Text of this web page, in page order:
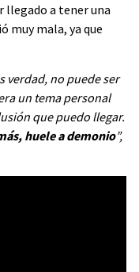
llegado a tener una
muy mala, ya que
verdad, no puede ser
un tema personal
que puedo llegar.
huele a demonio”,